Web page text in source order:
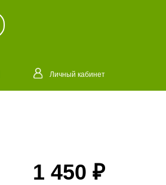
Личный кабинет
1 450 ₽